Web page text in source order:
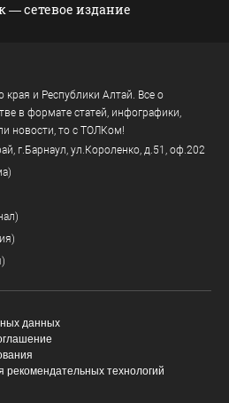
— сетевое издание
края и Республики Алтай. Все о
в формате статей, инфографики,
новости, то с ТОЛКом!
г.Барнаул, ул.Короленко, д.51, оф.202
данных
рекомендательных технологий